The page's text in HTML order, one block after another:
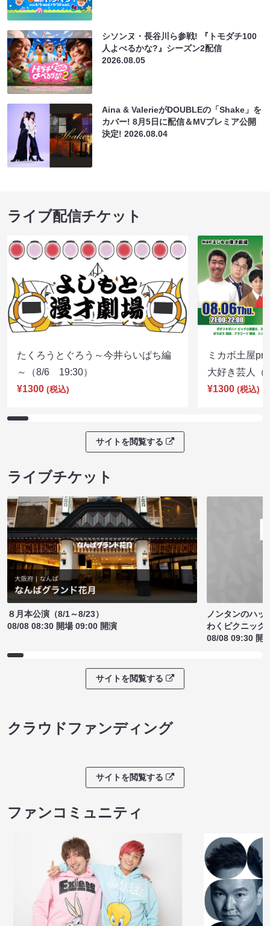
シソンヌ・長谷川ら参戦! 『トモダチ100
人よべるかな?』シーズン2配信
2026.08.05
Aina & ValerieがDOUBLEの「Shake」を
カバー! 8月5日に配信＆MVプレミア公開
決定!2026.08.04
ライブ配信チケット
たくろうとぐろう～今井らいぱち編
～（8/6 19:30）
¥1300 (税込)
ミカボ土屋
大好き芸人
¥1300 (税込)
サイトを閲覧する
ライブチケット
８月本公演（8/1～8/23）
08/08 08:30 開場 09:00 開演
ノンタンのハッ
わくピクニック
08/08 09:30 開
サイトを閲覧する
クラウドファンディング
サイトを閲覧する
ファンコミュニティ